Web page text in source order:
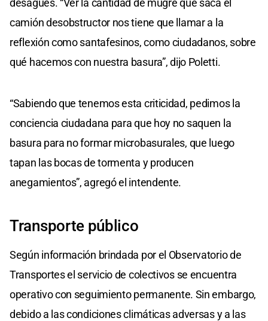
camión desobstructor nos tiene que llamar a la
reflexión como santafesinos, como ciudadanos, sobre
qué hacemos con nuestra basura”, dijo Poletti.
“Sabiendo que tenemos esta criticidad, pedimos la
conciencia ciudadana para que hoy no saquen la
basura para no formar microbasurales, que luego
tapan las bocas de tormenta y producen
anegamientos”, agregó el intendente.
Transporte público
Según información brindada por el Observatorio de
Transportes el servicio de colectivos se encuentra
operativo con seguimiento permanente. Sin embargo,
debido a las condiciones climáticas adversas y a las